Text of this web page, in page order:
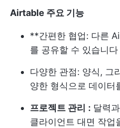
Airtable 주요 기능
**간편한 협업: 다른
를 공유할 수 있습니다
다양한 관점: 양식, 그
양한 형식으로 데이터
프로젝트 관리 : 달력
클라이언트 대면 작업